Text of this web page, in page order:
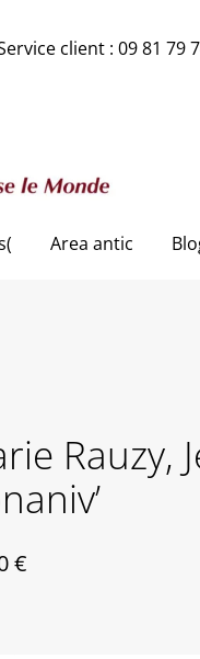
client : 09 81 79
Area antic
Rauzy,
€